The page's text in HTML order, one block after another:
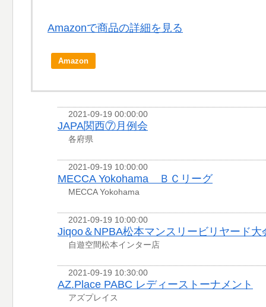
Amazonで商品の詳細を見る
Amazon
2021-09-19 00:00:00
JAPA関西⑦月例会
各府県
2021-09-19 10:00:00
MECCA Yokohama ＢＣリーグ
MECCA Yokohama
2021-09-19 10:00:00
Jiqoo＆NPBA松本マンスリービリヤード大
自遊空間松本インター店
2021-09-19 10:30:00
AZ.Place PABC レディーストーナメント
アズプレイス